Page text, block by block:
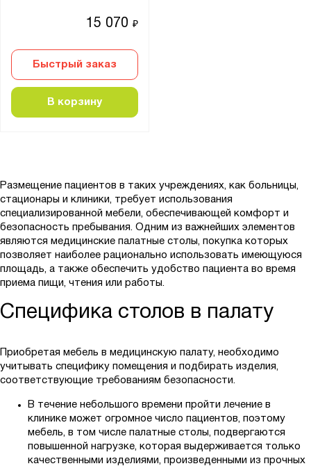
15 070₽
Быстрый заказ
В корзину
Размещение пациентов в таких учреждениях, как больницы,
стационары и клиники, требует использования
специализированной мебели, обеспечивающей комфорт и
безопасность пребывания. Одним из важнейших элементов
являются медицинские палатные столы, покупка которых
позволяет наиболее рационально использовать имеющуюся
площадь, а также обеспечить удобство пациента во время
приема пищи, чтения или работы.
Специфика столов в палату
Приобретая мебель в медицинскую палату, необходимо
учитывать специфику помещения и подбирать изделия,
соответствующие требованиям безопасности.
В течение небольшого времени пройти лечение в
клинике может огромное число пациентов, поэтому
мебель, в том числе палатные столы, подвергаются
повышенной нагрузке, которая выдерживается только
качественными изделиями, произведенными из прочных